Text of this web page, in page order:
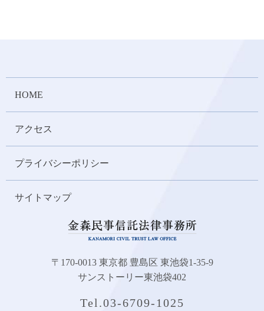
HOME
アクセス
プライバシーポリシー
サイトマップ
〒170-0013 東京都 豊島区 東池袋1-35-9
サンストーリー東池袋402
Tel.03-6709-1025